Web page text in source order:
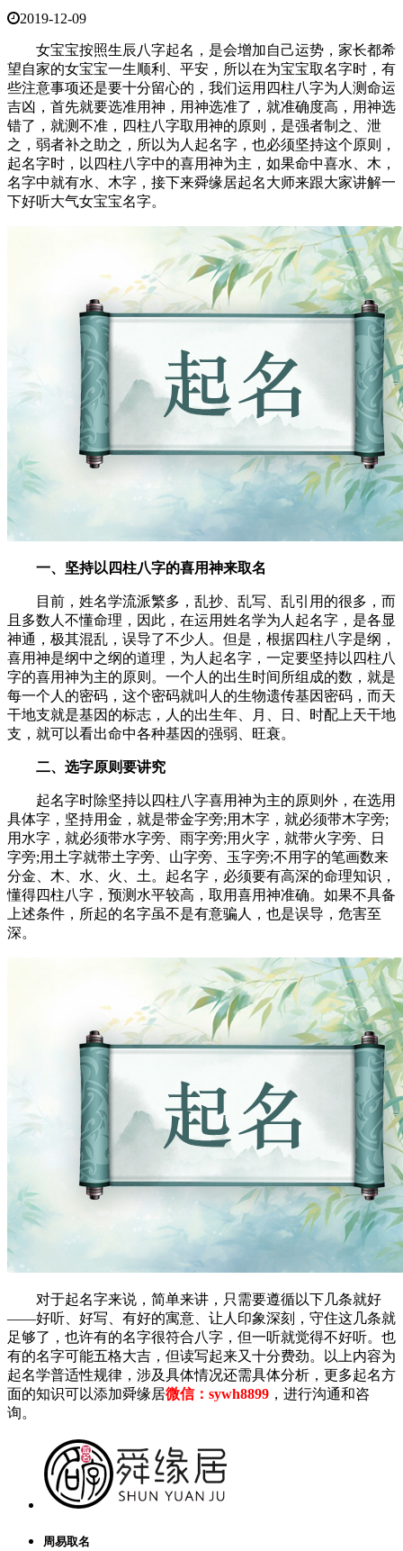
2019-12-09
女宝宝按照生辰八字起名，是会增加自己运势，家长都希
望自家的女宝宝一生顺利、平安，所以在为宝宝取名字时，有
些注意事项还是要十分留心的，我们运用四柱八字为人测命运
吉凶，首先就要选准用神，用神选准了，就准确度高，用神选
错了，就测不准，四柱八字取用神的原则，是强者制之、泄
之，弱者补之助之，所以为人起名字，也必须坚持这个原则，
起名字时，以四柱八字中的喜用神为主，如果命中喜水、木，
名字中就有水、木字，接下来舜缘居起名大师来跟大家讲解一
下好听大气女宝宝名字。
一、坚持以四柱八字的喜用神来取名
目前，姓名学流派繁多，乱抄、乱写、乱引用的很多，而
且多数人不懂命理，因此，在运用姓名学为人起名字，是各显
神通，极其混乱，误导了不少人。但是，根据四柱八字是纲，
喜用神是纲中之纲的道理，为人起名字，一定要坚持以四柱八
字的喜用神为主的原则。一个人的出生时间所组成的数，就是
每一个人的密码，这个密码就叫人的生物遗传基因密码，而天
干地支就是基因的标志，人的出生年、月、日、时配上天干地
支，就可以看出命中各种基因的强弱、旺衰。
二、选字原则要讲究
起名字时除坚持以四柱八字喜用神为主的原则外，在选用
具体字，坚持用金，就是带金字旁;用木字，就必须带木字旁;
用水字，就必须带水字旁、雨字旁;用火字，就带火字旁、日
字旁;用土字就带土字旁、山字旁、玉字旁;不用字的笔画数来
分金、木、水、火、土。起名字，必须要有高深的命理知识，
懂得四柱八字，预测水平较高，取用喜用神准确。如果不具备
上述条件，所起的名字虽不是有意骗人，也是误导，危害至
深。
对于起名字来说，简单来讲，只需要遵循以下几条就好
——好听、好写、有好的寓意、让人印象深刻，守住这几条就
足够了，也许有的名字很符合八字，但一听就觉得不好听。也
有的名字可能五格大吉，但读写起来又十分费劲。以上内容为
起名学普适性规律，涉及具体情况还需具体分析，更多起名方
面的知识可以添加舜缘居微信：sywh8899 ，进行沟通和咨
询。
周易取名